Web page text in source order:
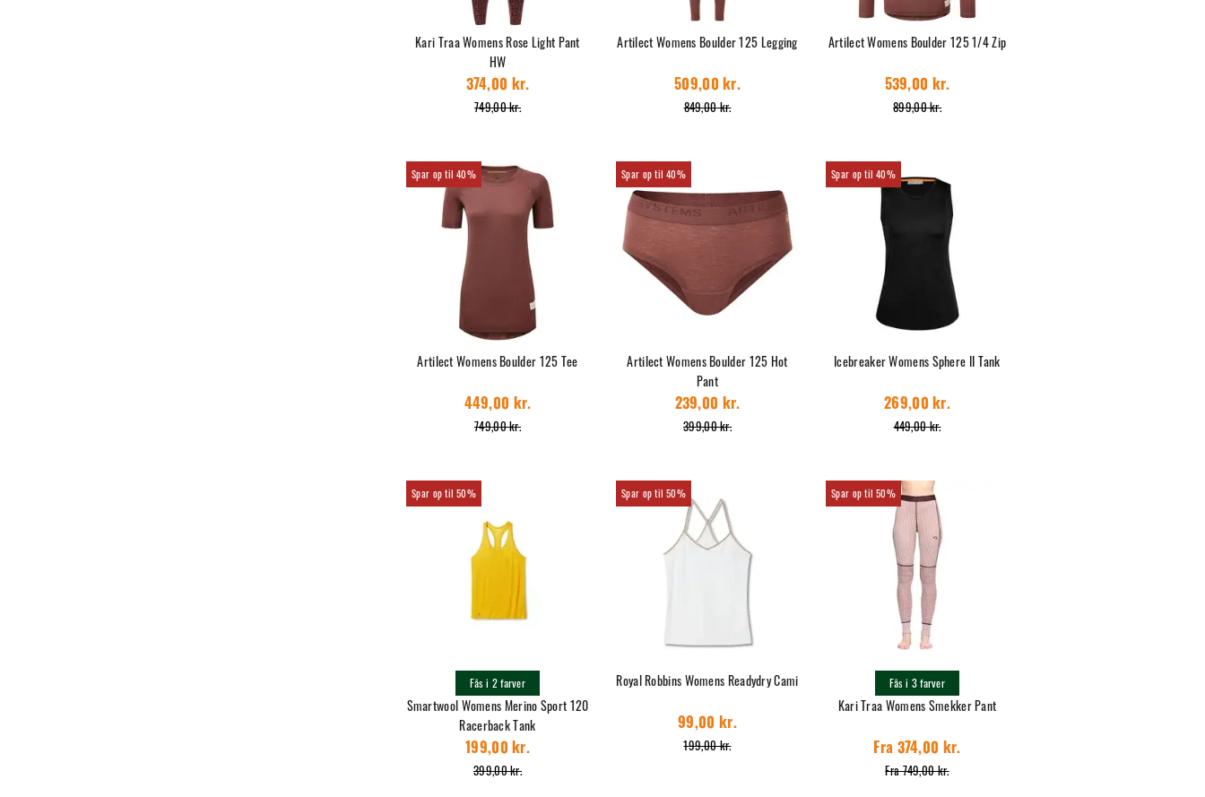
Kari Traa Womens Rose Light Pant
HW
749,00 kr.
374,00 kr.
Artilect Womens Boulder 125 Legging
849,00 kr.
509,00 kr.
Artilect Womens Boulder 125 1/4 Zip
899,00 kr.
539,00 kr.
40%
Artilect Womens Boulder 125 Tee
749,00 kr.
449,00 kr.
40%
Artilect Womens Boulder 125 Hot
Pant
399,00 kr.
239,00 kr.
40%
Icebreaker Womens Sphere II Tank
449,00 kr.
269,00 kr.
50%
Smartwool Womens Merino Sport 120
Racerback Tank
399,00 kr.
199,00 kr.
Fås i 2 farver
50%
Royal Robbins Womens Readydry Cami
199,00 kr.
99,00 kr.
50%
Kari Traa Womens Smekker Pant
Fra 749,00 kr.
Fra 374,00 kr.
Fås i 3 farver